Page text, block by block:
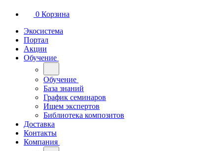
0 Корзина
Экосистема
Портал
Акции
Обучение
Обучение
База знаний
График семинаров
Ищем экспертов
Библиотека композитов
Доставка
Контакты
Компания